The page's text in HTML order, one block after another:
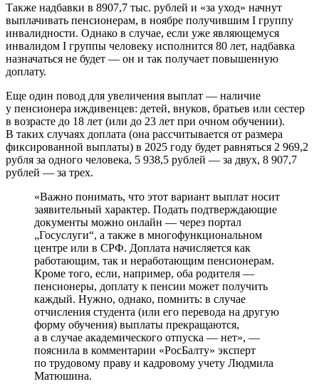
Также надбавки в 8907,7 тыс. рублей и «за уход» начнут
выплачивать пенсионерам, в ноябре получившим I группу
инвалидности. Однако в случае, если уже являющемуся
инвалидом I группы человеку исполнится 80 лет, надбавка
назначаться не будет — он и так получает повышенную
доплату.
Еще один повод для увеличения выплат — наличие
у пенсионера иждивенцев: детей, внуков, братьев или сестер
в возрасте до 18 лет (или до 23 лет при очном обучении).
В таких случаях доплата (она рассчитывается от размера
фиксированной выплаты) в 2025 году будет равняться 2 969,2
рубля за одного человека, 5 938,5 рублей — за двух, 8 907,7
рублей — за трех.
«Важно понимать, что этот вариант выплат носит
заявительный характер. Подать подтверждающие
документы можно онлайн — через портал
„Госуслуги“, а также в многофункциональном
центре или в СРФ. Доплата начисляется как
работающим, так и неработающим пенсионерам.
Кроме того, если, например, оба родителя —
пенсионеры, доплату к пенсии может получить
каждый. Нужно, однако, помнить: в случае
отчисления студента (или его перевода на другую
форму обучения) выплаты прекращаются,
а в случае академического отпуска — нет», —
пояснила в комментарии «РосБалту» эксперт
по трудовому праву и кадровому учету Людмила
Матюшина.